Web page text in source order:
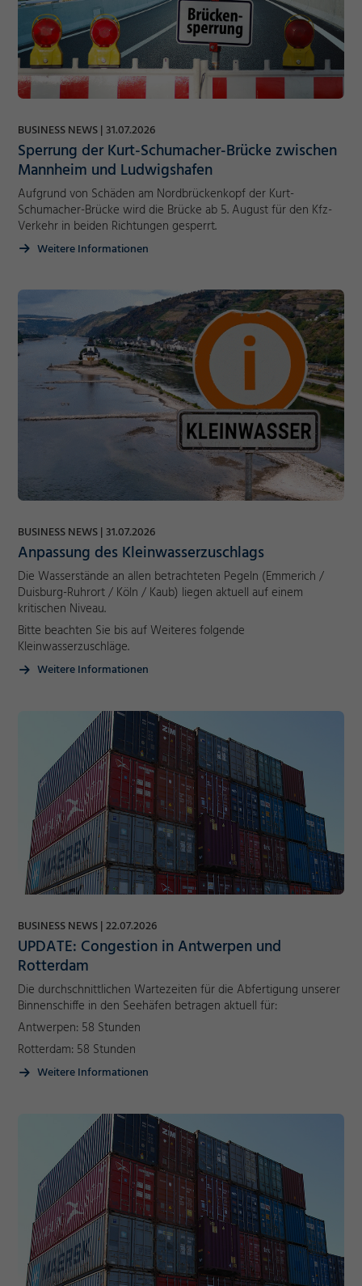
BUSINESS NEWS 31.07.2026
Sperrung der Kurt-Schumacher-Brücke zwischen
Mannheim und Ludwigshafen
Aufgrund von Schäden am Nordbrückenkopf der Kurt-
Schumacher-Brücke wird die Brücke ab 5. August für den Kfz-
Verkehr in beiden Richtungen gesperrt.
Weitere Informationen
BUSINESS NEWS 31.07.2026
Anpassung des Kleinwasserzuschlags
Die Wasserstände an allen betrachteten Pegeln (Emmerich /
Duisburg-Ruhrort / Köln / Kaub) liegen aktuell auf einem
kritischen Niveau.
Bitte beachten Sie bis auf Weiteres folgende
Kleinwasserzuschläge.
Weitere Informationen
BUSINESS NEWS 22.07.2026
UPDATE: Congestion in Antwerpen und
Rotterdam
Die durchschnittlichen Wartezeiten für die Abfertigung unserer
Binnenschiffe in den Seehäfen betragen aktuell für:
Antwerpen: 58 Stunden
Rotterdam: 58 Stunden
Weitere Informationen
Notwendig
Cookie Informationen anzeigen
Marketing und Statistik
Cookie Informationen anzeigen
Speichern
Impressum
Datenschutz